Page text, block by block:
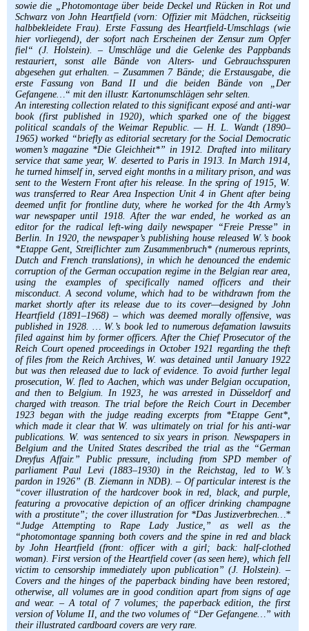
sowie die „Photomontage über beide Deckel und Rücken in Rot und
Schwarz von John Heartfield (vorn: Offizier mit Mädchen, rückseitig
halbbekleidete Frau). Erste Fassung des Heartfield-Umschlags (wie
hier vorliegend), der sofort nach Erscheinen der Zensur zum Opfer
fiel“ (J. Holstein). – Umschläge und die Gelenke des Pappbands
restauriert, sonst alle Bände von Alters- und Gebrauchsspuren
abgesehen gut erhalten. – Zusammen 7 Bände; die Erstausgabe, die
erste Fassung von Band II und die beiden Bände von „Der
Gefangene…“ mit den illustr. Kartonumschlägen sehr selten.
An interesting collection related to this significant exposé and anti-war
book (first published in 1920), which sparked one of the biggest
political scandals of the Weimar Republic. — H. L. Wandt (1890–
1965) worked “briefly as editorial secretary for the Social Democratic
women’s magazine *Die Gleichheit*” in 1912. Drafted into military
service that same year, W. deserted to Paris in 1913. In March 1914,
he turned himself in, served eight months in a military prison, and was
sent to the Western Front after his release. In the spring of 1915, W.
was transferred to Rear Area Inspection Unit 4 in Ghent after being
deemed unfit for frontline duty, where he worked for the 4th Army’s
war newspaper until 1918. After the war ended, he worked as an
editor for the radical left-wing daily newspaper “Freie Presse” in
Berlin. In 1920, the newspaper’s publishing house released W.’s book
*Etappe Gent, Streiflichter zum Zusammenbruch* (numerous reprints,
Dutch and French translations), in which he denounced the endemic
corruption of the German occupation regime in the Belgian rear area,
using the examples of specifically named officers and their
misconduct. A second volume, which had to be withdrawn from the
market shortly after its release due to its cover—designed by John
Heartfield (1891–1968) – which was deemed morally offensive, was
published in 1928. … W.’s book led to numerous defamation lawsuits
filed against him by former officers. After the Chief Prosecutor of the
Reich Court opened proceedings in October 1921 regarding the theft
of files from the Reich Archives, W. was detained until January 1922
but was then released due to lack of evidence. To avoid further legal
prosecution, W. fled to Aachen, which was under Belgian occupation,
and then to Belgium. In 1923, he was arrested in Düsseldorf and
charged with treason. The trial before the Reich Court in December
1923 began with the judge reading excerpts from *Etappe Gent*,
which made it clear that W. was ultimately on trial for his anti-war
publications. W. was sentenced to six years in prison. Newspapers in
Belgium and the United States described the trial as the “German
Dreyfus Affair.” Public pressure, including from SPD member of
parliament Paul Levi (1883–1930) in the Reichstag, led to W.’s
pardon in 1926” (B. Ziemann in NDB). – Of particular interest is the
“cover illustration of the hardcover book in red, black, and purple,
featuring a provocative depiction of an officer drinking champagne
with a prostitute”; the cover illustration for *Das Justizverbrechen…*
“Judge Attempting to Rape Lady Justice,” as well as the
“photomontage spanning both covers and the spine in red and black
by John Heartfield (front: officer with a girl; back: half-clothed
woman). First version of the Heartfield cover (as seen here), which fell
victim to censorship immediately upon publication” (J. Holstein). –
Covers and the hinges of the paperback binding have been restored;
otherwise, all volumes are in good condition apart from signs of age
and wear. – A total of 7 volumes; the paperback edition, the first
version of Volume II, and the two volumes of “Der Gefangene…” with
their illustrated cardboard covers are very rare.